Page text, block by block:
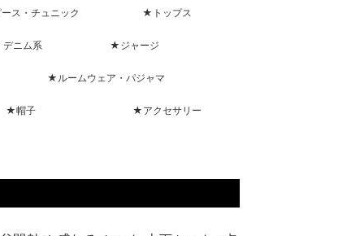
ス・チュニック ★トップス
ニム系 ★ジャージ
★ルームウェア・パジャマ
★帽子 ★アクセサリー